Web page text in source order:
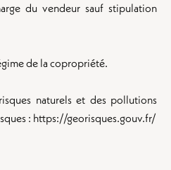
du vendeur sauf stipulation
de la copropriété.
naturels et des pollutions
: https://georisques.gouv.fr/